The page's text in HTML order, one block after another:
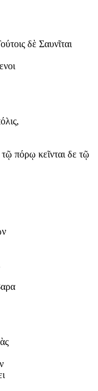
δὲ Σαυνῖται
πόρῳ κεῖνται δε τῷ